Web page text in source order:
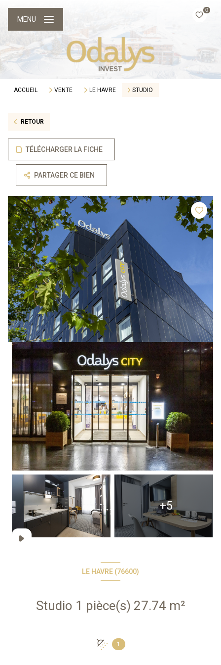
0
MENU
ACCUEIL VENTE LE HAVRE STUDIO
RETOUR
TÉLÉCHARGER LA FICHE
PARTAGER CE BIEN
+5
LE HAVRE (76600)
Studio 1 pièce(s) 27.74 m²
1